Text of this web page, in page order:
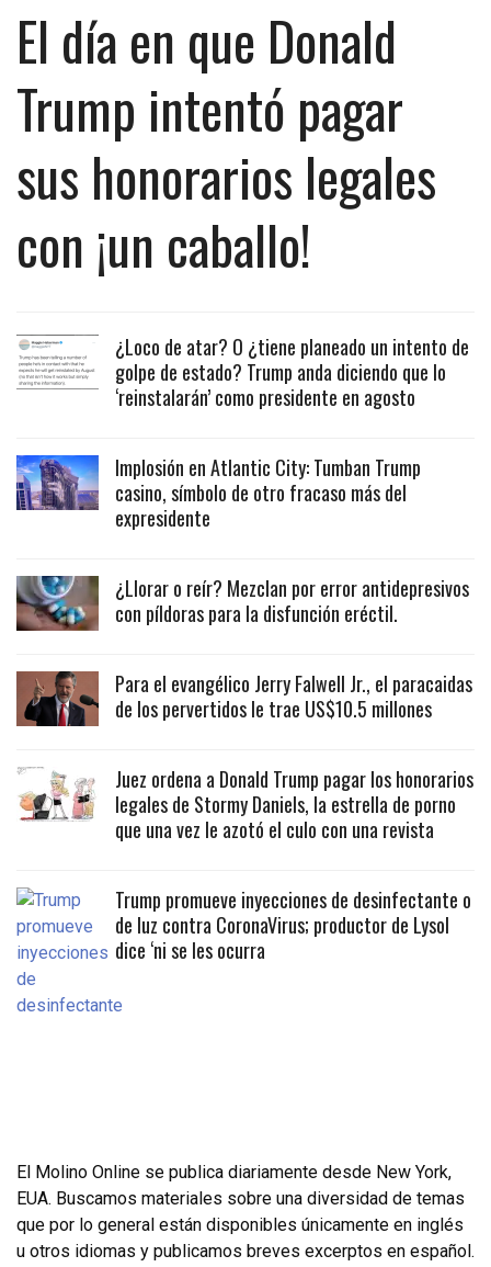
El día en que Donald
Trump intentó pagar
sus honorarios legales
con ¡un caballo!
¿Loco de atar? O ¿tiene planeado un intento de
golpe de estado? Trump anda diciendo que lo
‘reinstalarán’ como presidente en agosto
Implosión en Atlantic City: Tumban Trump
casino, símbolo de otro fracaso más del
expresidente
¿Llorar o reír? Mezclan por error antidepresivos
con píldoras para la disfunción eréctil.
Para el evangélico Jerry Falwell Jr., el paracaidas
de los pervertidos le trae US$10.5 millones
Juez ordena a Donald Trump pagar los honorarios
legales de Stormy Daniels, la estrella de porno
que una vez le azotó el culo con una revista
Trump promueve inyecciones de desinfectante o
de luz contra CoronaVirus; productor de Lysol
dice ‘ni se les ocurra
El Molino Online se publica diariamente desde New York,
EUA. Buscamos materiales sobre una diversidad de temas
que por lo general están disponibles únicamente en inglés
u otros idiomas y publicamos breves excerptos en español.